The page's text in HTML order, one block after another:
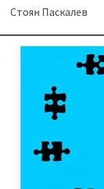
Skip
content
Стоян Паскалев